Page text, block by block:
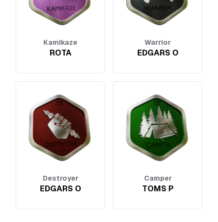
Kamikaze
ROTA
Warrior
EDGARS O
Destroyer
EDGARS O
Camper
TOMS P